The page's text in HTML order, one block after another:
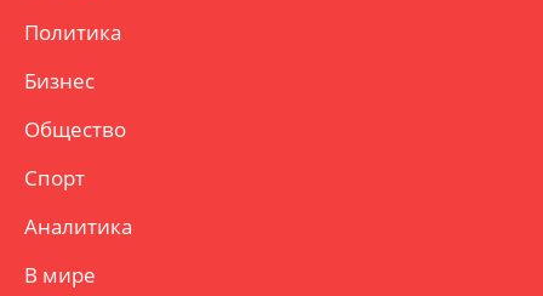
Политика
Бизнес
Общество
Спорт
Аналитика
В мире